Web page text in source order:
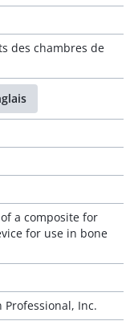
des chambres de
a composite for
for use in bone
Professional, Inc.